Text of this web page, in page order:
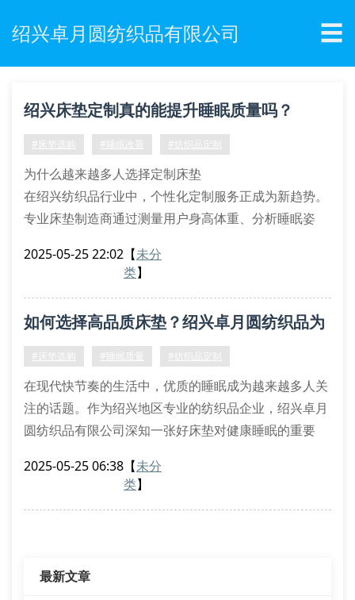
绍兴卓月圆纺织品有限公司 ☰
绍兴床垫定制真的能提升睡眠质量吗？
#床垫选购 #睡眠改善 #纺织品定制
为什么越来越多人选择定制床垫
在绍兴纺织品行业中，个性化定制服务正成为新趋势。
专业床垫制造商通过测量用户身高体重、分析睡眠姿
统。这种定制床垫能有效缓解腰椎压力，改善血液循
记忆棉层：自动适应体型曲线
独立弹簧组：分区支撑关键部位
2025-05-25 22:02 【未分
类】
如何选择高品质床垫？绍兴卓月圆纺织品为
您解答
#床垫选购 #睡眠质量 #纺织品定制
在现代快节奏的生活中，优质的睡眠成为越来越多人关
注的话题。作为绍兴地区专业的纺织品企业，绍兴卓月
圆纺织品有限公司深知一张好床垫对健康睡眠的重要
1. 了解床垫材质是关键
2025-05-25 06:38 【未分
类】
最新文章